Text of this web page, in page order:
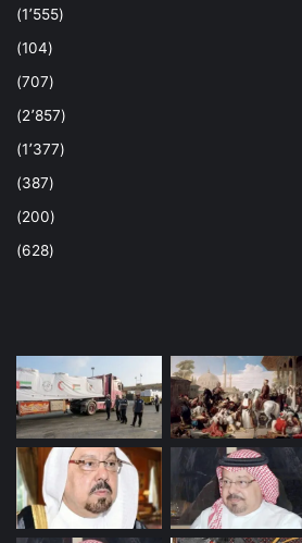
(1٬555)
(104)
(707)
(2٬857)
(1٬377)
(387)
(200)
(628)